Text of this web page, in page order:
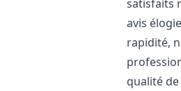
satisfaits
avis
rapidité,
qualité